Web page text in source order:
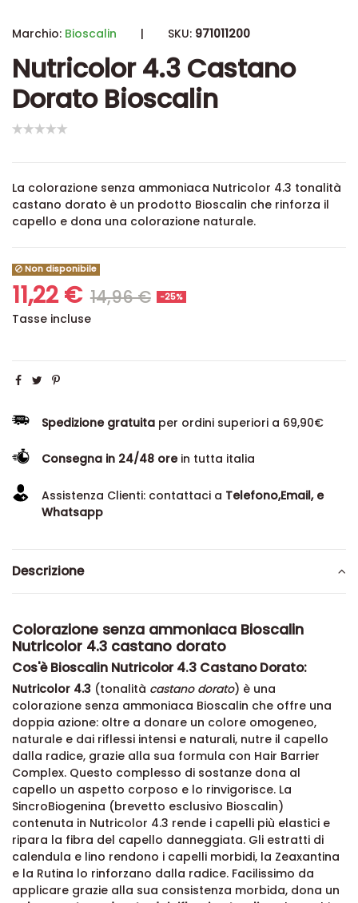
Marchio: Bioscalin | SKU: 971011200
Nutricolor 4.3 Castano
Dorato Bioscalin
La colorazione senza ammoniaca Nutricolor 4.3 tonalità
castano dorato è un prodotto Bioscalin che rinforza il
capello e dona una colorazione naturale.
Non disponibile
11,22 € 14,96 € -25%
Tasse incluse
Spedizione gratuita per ordini superiori a 69,90€
Consegna in 24/48 orein tutta italia
Assistenza Clienti: contattaci a Telefono,Email, e
Whatsapp
Descrizione
Colorazione senza ammoniaca Bioscalin
Nutricolor 4.3 castano dorato
Cos'è Bioscalin Nutricolor 4.3 Castano Dorato:
Nutricolor 4.3 (tonalità castano dorato) è una
colorazione senza ammoniaca Bioscalin che offre una
doppia azione: oltre a donare un colore omogeneo,
naturale e dai riflessi intensi e naturali, nutre il capello
dalla radice, grazie alla sua formula con Hair Barrier
Complex. Questo complesso di sostanze dona al
capello un aspetto corposo e lo rinvigorisce. La
SincroBiogenina (brevetto esclusivo Bioscalin)
contenuta in Nutricolor 4.3 rende i capelli più elastici e
ripara la fibra del capello danneggiata. Gli estratti di
calendula e lino rendono i capelli morbidi, la Zeaxantina
e la Rutina lo rinforzano dalla radice. Facilissimo da
applicare grazie alla sua consistenza morbida, dona un